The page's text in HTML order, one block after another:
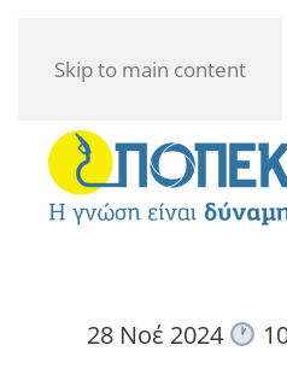
Skip to main content
28 Νοέ 2024